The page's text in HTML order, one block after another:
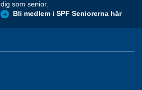
dig som senior.
Bli medlem i SPF Seniorerna här